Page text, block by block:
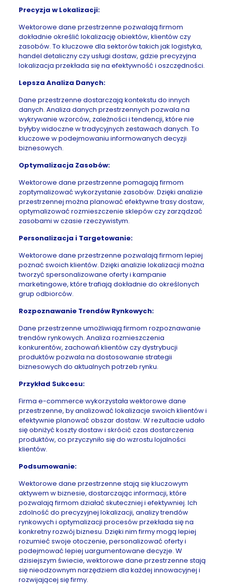
Precyzja w Lokalizacji:
Wektorowe dane przestrzenne pozwalają firmom
dokładnie określić lokalizację obiektów, klientów czy
zasobów. To kluczowe dla sektorów takich jak logistyka,
handel detaliczny czy usługi dostaw, gdzie precyzyjna
lokalizacja przekłada się na efektywność i oszczędności.
Lepsza Analiza Danych:
Dane przestrzenne dostarczają kontekstu do innych
danych. Analiza danych przestrzennych pozwala na
wykrywanie wzorców, zależności i tendencji, które nie
byłyby widoczne w tradycyjnych zestawach danych. To
kluczowe w podejmowaniu informowanych decyzji
biznesowych.
Optymalizacja Zasobów:
Wektorowe dane przestrzenne pomagają firmom
zoptymalizować wykorzystanie zasobów. Dzięki analizie
przestrzennej można planować efektywne trasy dostaw,
optymalizować rozmieszczenie sklepów czy zarządzać
zasobami w czasie rzeczywistym.
Personalizacja i Targetowanie:
Wektorowe dane przestrzenne pozwalają firmom lepiej
poznać swoich klientów. Dzięki analizie lokalizacji można
tworzyć spersonalizowane oferty i kampanie
marketingowe, które trafiają dokładnie do określonych
grup odbiorców.
Rozpoznawanie Trendów Rynkowych:
Dane przestrzenne umożliwiają firmom rozpoznawanie
trendów rynkowych. Analiza rozmieszczenia
konkurentów, zachowań klientów czy dystrybucji
produktów pozwala na dostosowanie strategii
biznesowych do aktualnych potrzeb rynku.
Przykład Sukcesu:
Firma e-commerce wykorzystała wektorowe dane
przestrzenne, by analizować lokalizacje swoich klientów i
efektywnie planować obszar dostaw. W rezultacie udało
się obniżyć koszty dostaw i skrócić czas dostarczenia
produktów, co przyczyniło się do wzrostu lojalności
klientów.
Podsumowanie:
Wektorowe dane przestrzenne stają się kluczowym
aktywem w biznesie, dostarczając informacji, które
pozwalają firmom działać skuteczniej i efektywniej. Ich
zdolność do precyzyjnej lokalizacji, analizy trendów
rynkowych i optymalizacji procesów przekłada się na
konkretny rozwój biznesu. Dzięki nim firmy mogą lepiej
rozumieć swoje otoczenie, personalizować oferty i
podejmować lepiej uargumentowane decyzje. W
dzisiejszym świecie, wektorowe dane przestrzenne stają
się nieodzownym narzędziem dla każdej innowacyjnej i
rozwijającej się firmy.